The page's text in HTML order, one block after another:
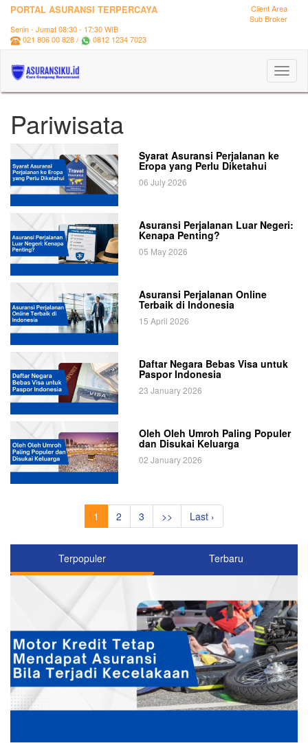
PORTAL ASURANSI TERPERCAYA
Client Area
Sub Broker
Senin - Jumat 08:30 - 17:30 WIB
021 806 00 828 /
0812 1234 7023
Pariwisata
Syarat Asuransi Perjalanan ke
Eropa yang Perlu Diketahui
06 July 2026
Asuransi Perjalanan Luar Negeri:
Kenapa Penting?
05 May 2026
Asuransi Perjalanan Online
Terbaik di Indonesia
15 April 2026
Daftar Negara Bebas Visa untuk
Paspor Indonesia
23 January 2026
Oleh Oleh Umroh Paling Populer
dan Disukai Keluarga
02 January 2026
1 2 3 >> Last ›
Terpopuler Terbaru